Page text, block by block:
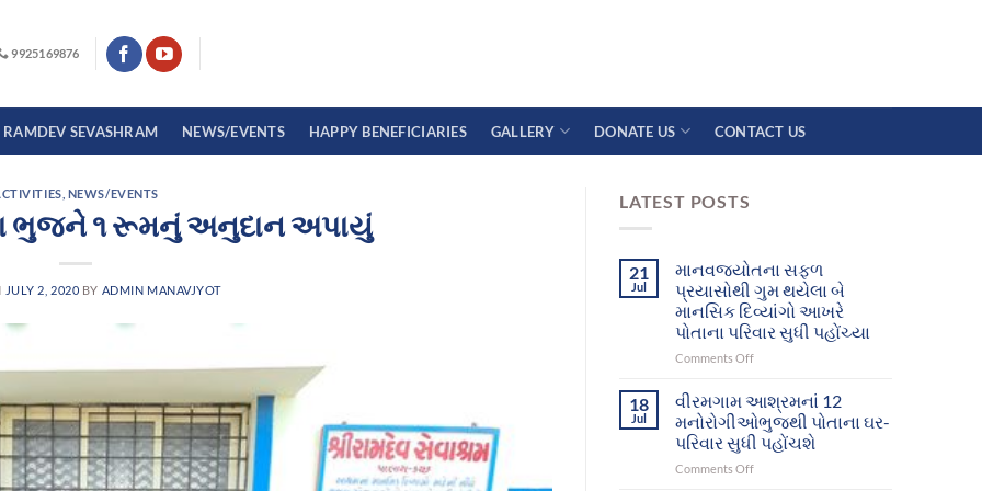
9925169876
RAMDEV SEVASHRAM NEWS/EVENTS HAPPY BENEFICIARIES GALLERY DONATE US CONTACT US
NEWS/EVENTS
ભુજને ૧ રૂમનું અનુદાન અપાયું
JULY 2, 2020 BY ADMIN MANAVJYOT
LATEST POSTS
21
Jul
માનવજ્યોતના સફળ
પ્રયાસોથી ગુમ થયેલા બે
માનસિક દિવ્યાંગો આખરે
પોતાના પરિવાર સુધી પહોંચ્યા
Comments Offon
પ્રયાસોથી
ગુમ
થયેલા
બે
18
Jul
વીરમગામ આશ્રમનાં 12
મનોરોગીઓભુજથી પોતાના ઘર-
પરિવાર સુધી પહોંચશે
Comments Offon